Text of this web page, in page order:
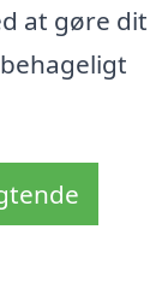
at gøre dit